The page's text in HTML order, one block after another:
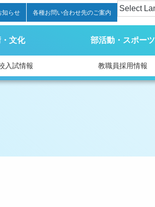
知らせ 各種お問い合わせ先のご案内
文化 部活動・スポーツ
入試情報 教職員採用情報